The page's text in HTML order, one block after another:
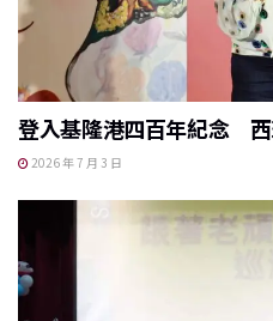
登入基隆港四百年紀念
2026 年 7 月 3 日